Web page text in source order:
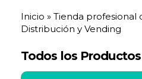
Inicio » Tienda profesional
Distribución y Vending
Todos los Productos